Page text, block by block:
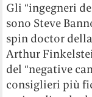
Gli “ingegneri
sono Steve
spin doctor
Arthur
del “negative
consiglieri più